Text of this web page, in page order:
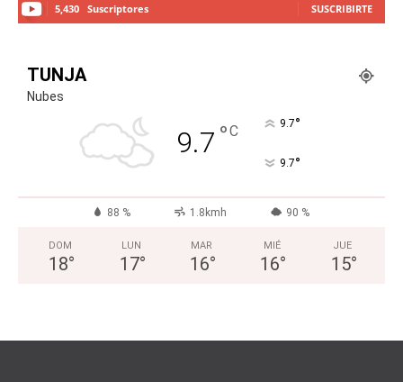
5,430 Suscriptores SUSCRIBIRTE
TUNJA
Nubes
9.7 °C 9.7°
9.7°
88 % 1.8kmh 90 %
DOM
18°
LUN
17°
MAR
16°
MIÉ
16°
JUE
15°